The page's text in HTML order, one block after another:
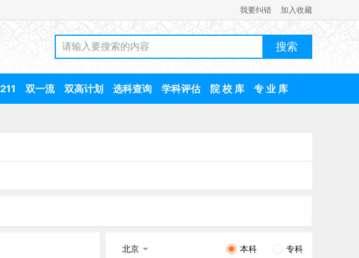
我要纠错 加入收藏
211 双一流 双高计划 选科查询 学科评估 院 校 库 专 业 库
北京 本科 专科